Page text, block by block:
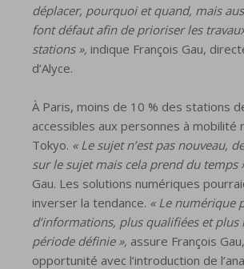
déplacer, pourquoi et quand, mais
font défaut afin de prioriser les
stations », indique François Gau,
d’Alyce.
À Paris, moins de 10 % des stations
accessibles aux personnes à mobilité
Tokyo. « Le sujet n’est pas nouveau,
sur le sujet mais cela prend du temps
Gau. Les solutions numériques
inverser la tendance. « Le numérique
d’informations, plus qualifiées et
période définie », assure François
opportunité avec l’introduction de